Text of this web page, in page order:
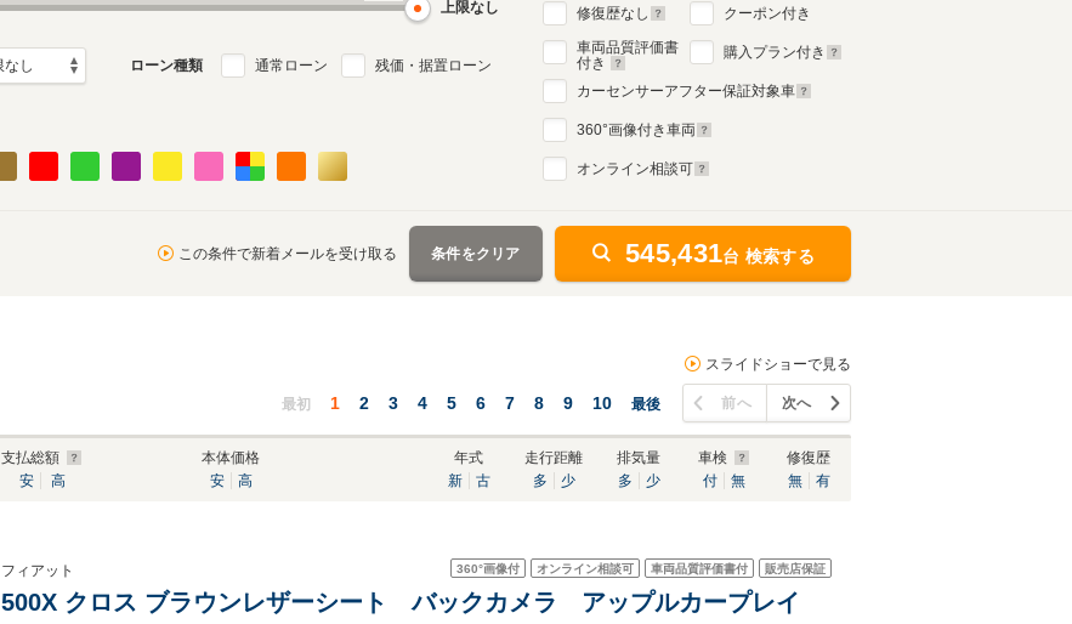
上限なし
ローン種類 通常ローン 残価・据置ローン
修復歴なし
車両品質評価書
付き
クーポン付き
購入プラン付き
カーセンサーアフター保証対象車
360°画像付き車両
オンライン相談可
この条件で新着メールを受け取る 条件をクリア 545,431台 検索する
スライドショーで見る
最初 1 2 3 4 5 6 7 8 9 10 最後 前へ 次へ
支払総額
安
高
本体価格
安
高
年式
新
古
走行距離
多
少
排気量
多
少
車検
付
無
修復歴
無
有
360°画像付 オンライン相談可 車両品質評価書付 販売店保証
フィアット
500X クロス ブラウンレザーシート バックカメラ アップルカープレイ